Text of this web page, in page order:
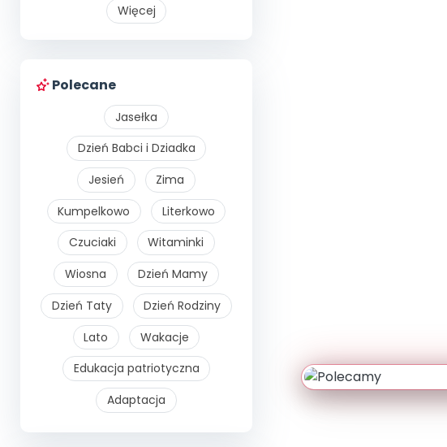
Więcej
Polecane
Jasełka
Dzień Babci i Dziadka
Jesień
Zima
Kumpelkowo
Literkowo
Czuciaki
Witaminki
Wiosna
Dzień Mamy
Dzień Taty
Dzień Rodziny
Lato
Wakacje
Edukacja patriotyczna
Adaptacja